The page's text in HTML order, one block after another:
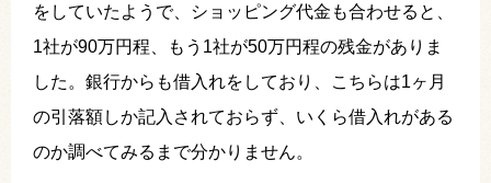
をしていたようで、ショッピング代金も合わせると、
1社が90万円程、もう1社が50万円程の残金がありま
した。銀行からも借入れをしており、こちらは1ヶ月
の引落額しか記入されておらず、いくら借入れがある
のか調べてみるまで分かりません。